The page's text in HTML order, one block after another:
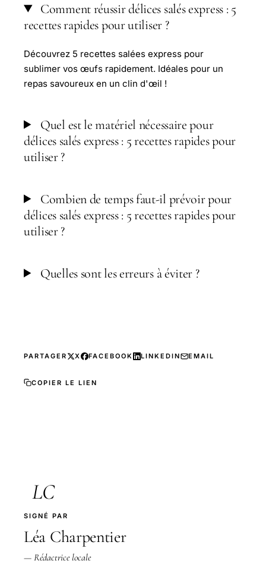
Comment réussir délices salés express : 5
recettes rapides pour utiliser ?
Découvrez 5 recettes salées express pour
sublimer vos œufs rapidement. Idéales pour un
repas savoureux en un clin d'œil !
Quel est le matériel nécessaire pour
délices salés express : 5 recettes rapides pour
utiliser ?
Combien de temps faut-il prévoir pour
délices salés express : 5 recettes rapides pour
utiliser ?
Quelles sont les erreurs à éviter ?
PARTAGER X FACEBOOK LINKEDIN EMAIL
COPIER LE LIEN
LC
SIGNÉ PAR
Léa Charpentier
— Rédactrice locale